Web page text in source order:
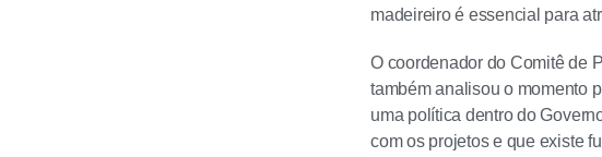
madeireiro é essencial para
O coordenador do Comitê de
também analisou o momento
uma política dentro do
com os projetos e que existe